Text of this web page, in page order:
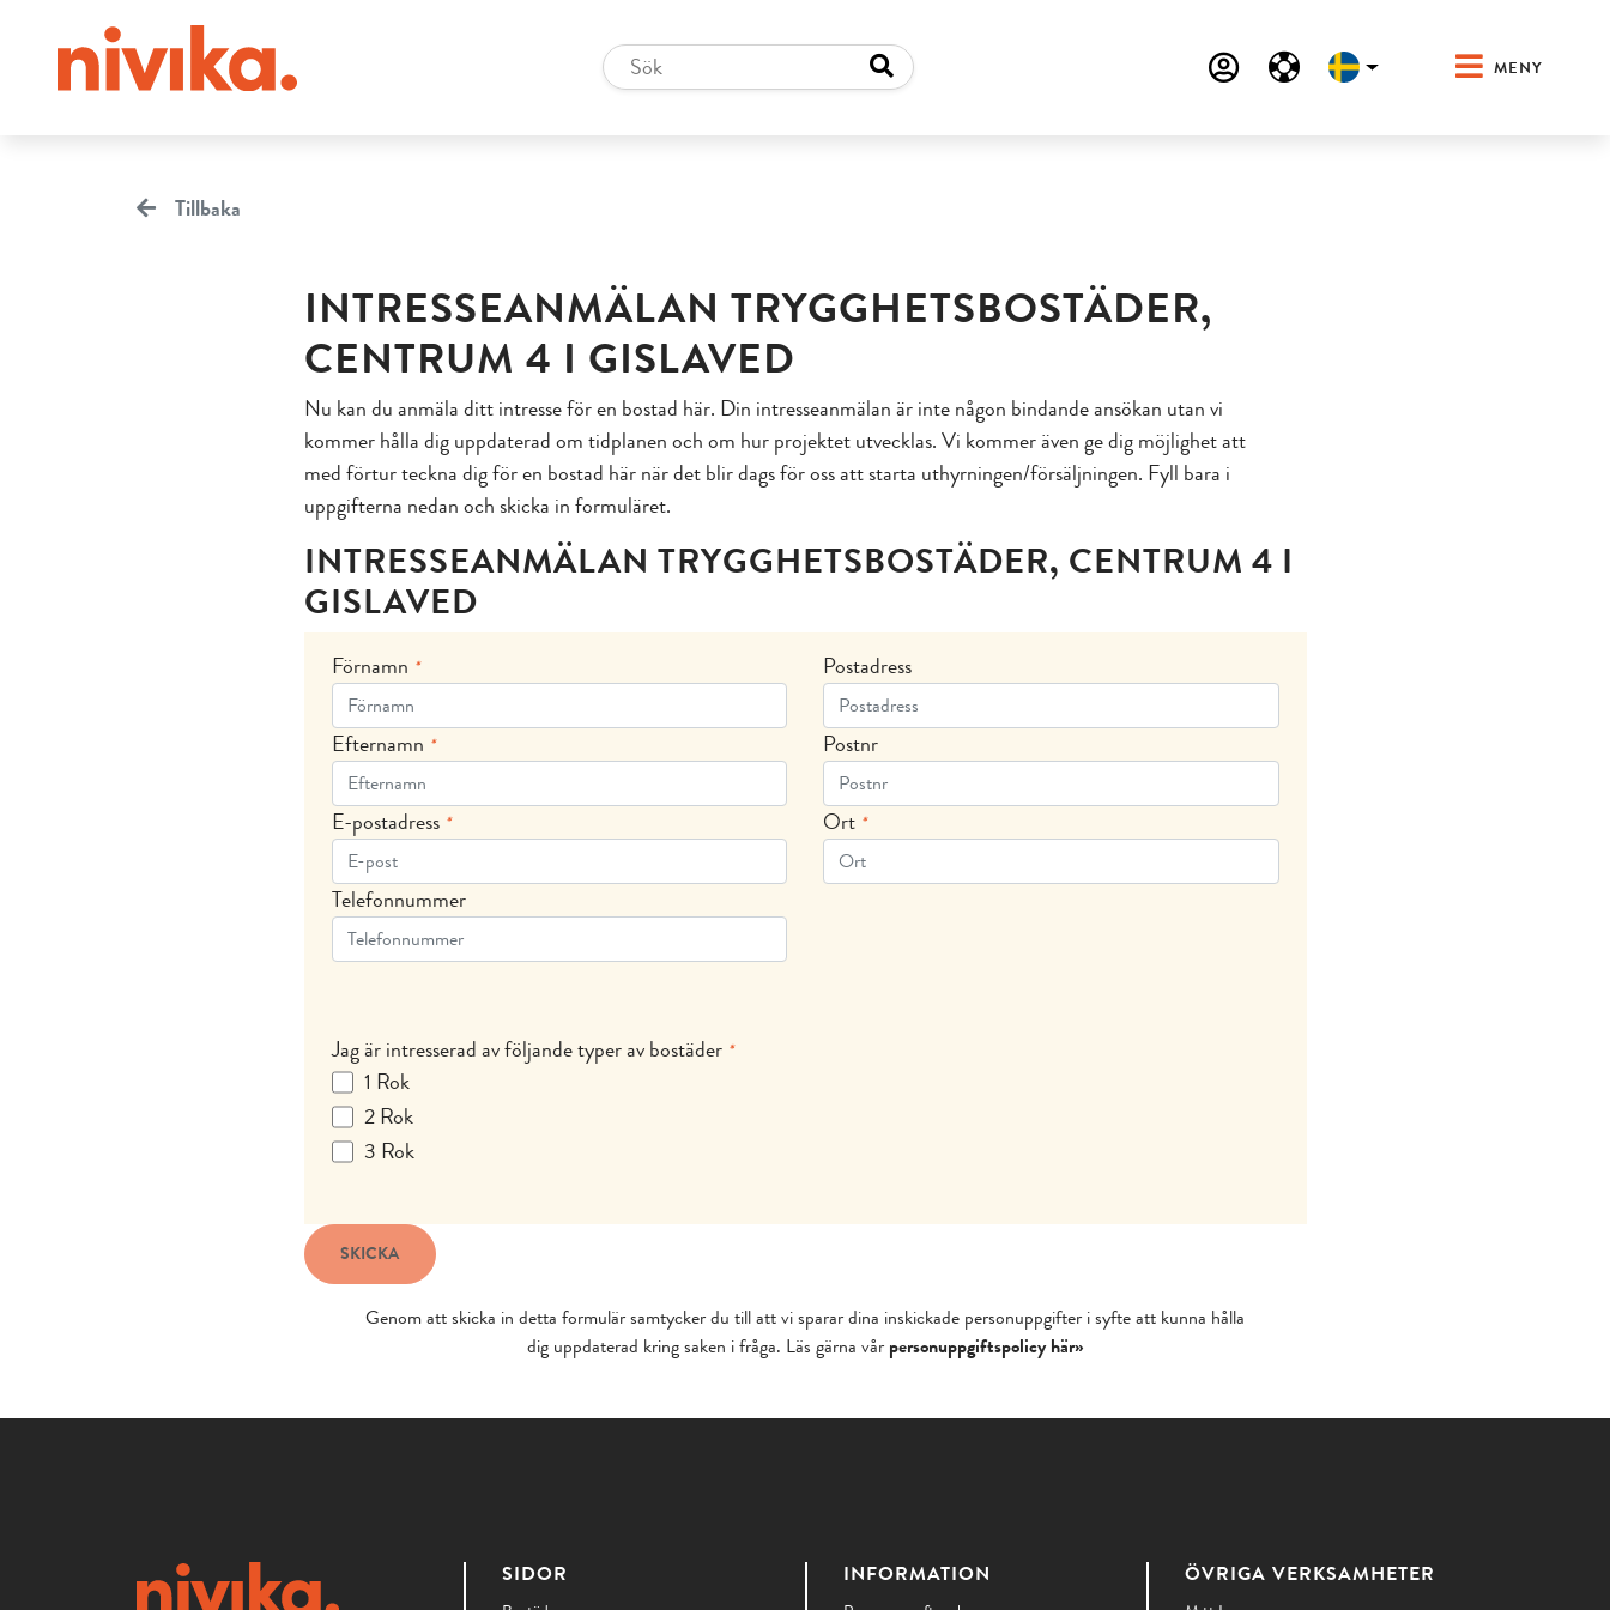
MENY
Tillbaka
INTRESSEANMÄLAN TRYGGHETSBOSTÄDER,
CENTRUM 4 I GISLAVED
Nu kan du anmäla ditt intresse för en bostad här. Din intresseanmälan är inte någon bindande ansökan utan vi
kommer hålla dig uppdaterad om tidplanen och om hur projektet utvecklas. Vi kommer även ge dig möjlighet att
med förtur teckna dig för en bostad här när det blir dags för oss att starta uthyrningen/försäljningen. Fyll bara i
uppgifterna nedan och skicka in formuläret.
INTRESSEANMÄLAN TRYGGHETSBOSTÄDER, CENTRUM 4 I
GISLAVED
Förnamn *
Efternamn *
E-postadress *
Telefonnummer
Postadress
Postnr
Ort *
Jag är intresserad av följande typer av bostäder *
1 Rok
2 Rok
3 Rok
Genom att skicka in detta formulär samtycker du till att vi sparar dina inskickade personuppgifter i syfte att kunna hålla
dig uppdaterad kring saken i fråga. Läs gärna vår personuppgiftspolicy här»
SIDOR INFORMATION ÖVRIGA VERKSAMHETER